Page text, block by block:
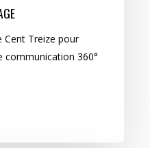
Cent Treize pour
communication 360°